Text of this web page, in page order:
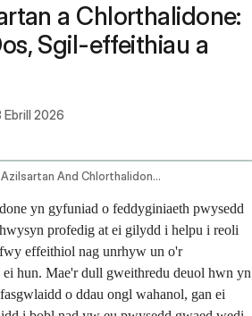
a Chlorthalidone:
Sgil-effeithiau a
Ebrill 2026
Azilsartan And Chlorthalidone Oral Route
yn gyfuniad o feddyginiaeth pwysedd
profedig at ei gilydd i helpu i reoli
effeithiol nag unrhyw un o'r
ei hun. Mae'r dull gweithredu deuol hwn yn
o ddau ongl wahanol, gan ei